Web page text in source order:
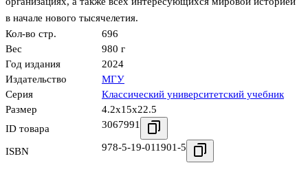
в начале нового тысячелетия.
Кол-во стр.
696
Вес
980 г
Год издания
2024
Издательство
МГУ
Серия
Классический университетский учебник
Размер
4.2x15x22.5
ID товара
3067991
ISBN 978-5-19-011901-5